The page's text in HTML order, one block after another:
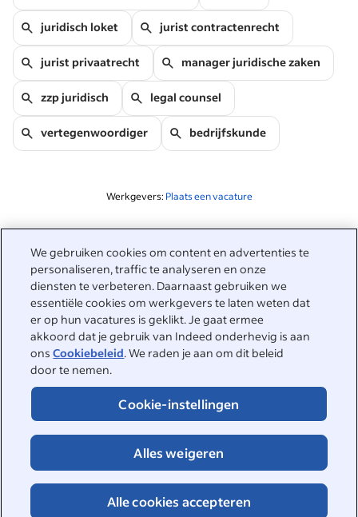
We gebruiken cookies om content en advertenties te
personaliseren, traffic te analyseren en onze
diensten te verbeteren. Daarnaast gebruiken we
essentiële cookies om werkgevers te laten weten dat
er op hun vacatures is geklikt. Je gaat ermee
akkoord dat je gebruik van Indeed onderhevig is aan
onsCookiebeleid. We raden je aan om dit beleid
door te nemen.
Cookie-instellingen
Alles weigeren
Alle cookies accepteren
juridisch loket jurist contractenrecht
jurist privaatrecht manager juridische zaken
zzp juridisch legal counsel
vertegenwoordiger bedrijfskunde
Werkgevers: Plaats een vacature
Gerelateerd aan deze zoekopdracht
&nbsp;
Inloggen
&nbsp;
Werkzoekenden
Help
Carrièregids
Werken bij Indeed
Vacatures zoeken
&nbsp;
Werkgevers
Plaats een vacature
Indeed Events
&nbsp;
Over Indeed
Cookies
&nbsp;
Toegankelijkheid bij IndeedPrivacycenter en Ad Choices
Pagina Online veiligheidVoorwaarden